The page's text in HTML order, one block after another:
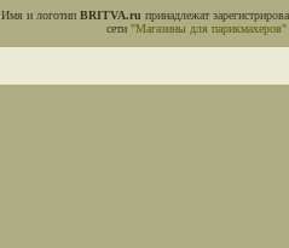
Имя и логотип BRITVA.ru принадлежат
сети "Магазины для парикмахеров"